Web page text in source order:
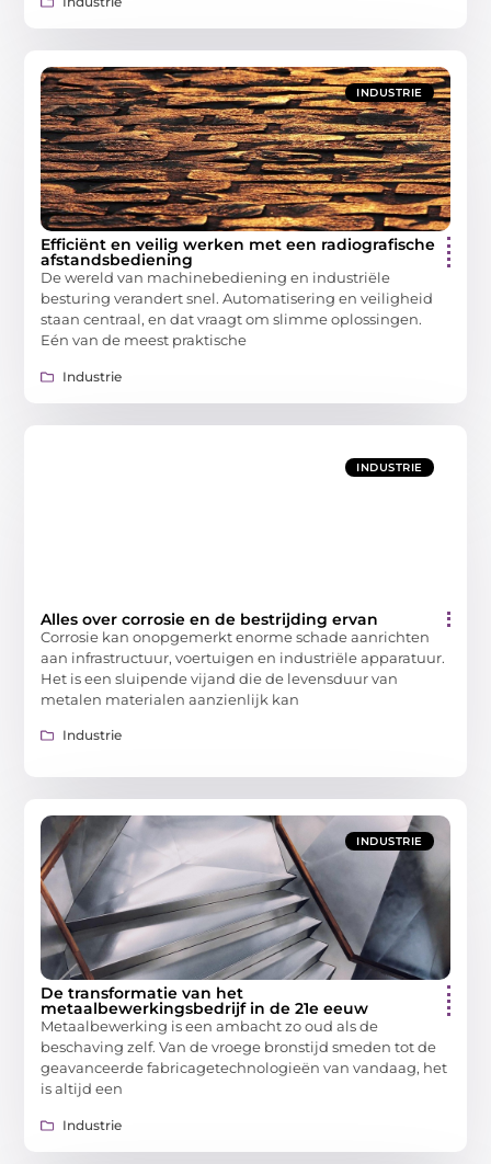
INDUSTRIE
Efficiënt en veilig werken met een radiografische
afstandsbediening
De wereld van machinebediening en industriële
besturing verandert snel. Automatisering en veiligheid
staan centraal, en dat vraagt om slimme oplossingen.
Eén van de meest praktische
Industrie
INDUSTRIE
Alles over corrosie en de bestrijding ervan
Corrosie kan onopgemerkt enorme schade aanrichten
aan infrastructuur, voertuigen en industriële apparatuur.
Het is een sluipende vijand die de levensduur van
metalen materialen aanzienlijk kan
Industrie
INDUSTRIE
De transformatie van het
metaalbewerkingsbedrijf in de 21e eeuw
Metaalbewerking is een ambacht zo oud als de
beschaving zelf. Van de vroege bronstijd smeden tot de
geavanceerde fabricagetechnologieën van vandaag, het
is altijd een
Industrie